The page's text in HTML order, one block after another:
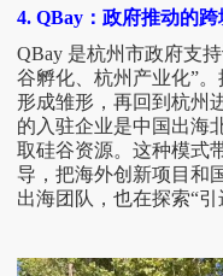
4. QBay：政府推动的
QBay 是杭州市政府支
谷孵化、杭州产业化”
形成雏形，再回到杭州
的入驻企业是中国出海
取硅谷资源。这种模式
导，把海外创新项目和
出海团队，也在探索“引